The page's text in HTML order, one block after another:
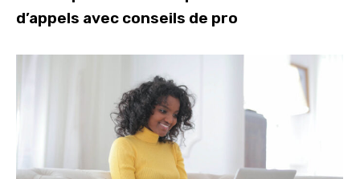
d’appels avec conseils de pro